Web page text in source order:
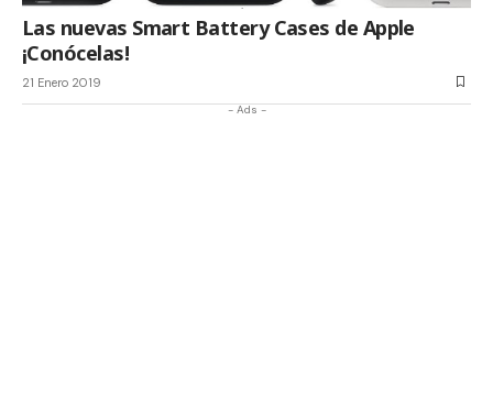
Las nuevas Smart Battery Cases de Apple
¡Conócelas!
21 Enero 2019
- Ads -